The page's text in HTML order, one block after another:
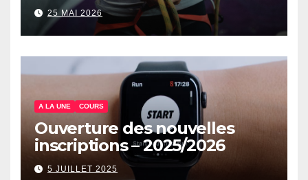
25 MAI 2026
A LA UNE COURS
Ouverture des nouvelles
inscriptions – 2025/2026
5 JUILLET 2025